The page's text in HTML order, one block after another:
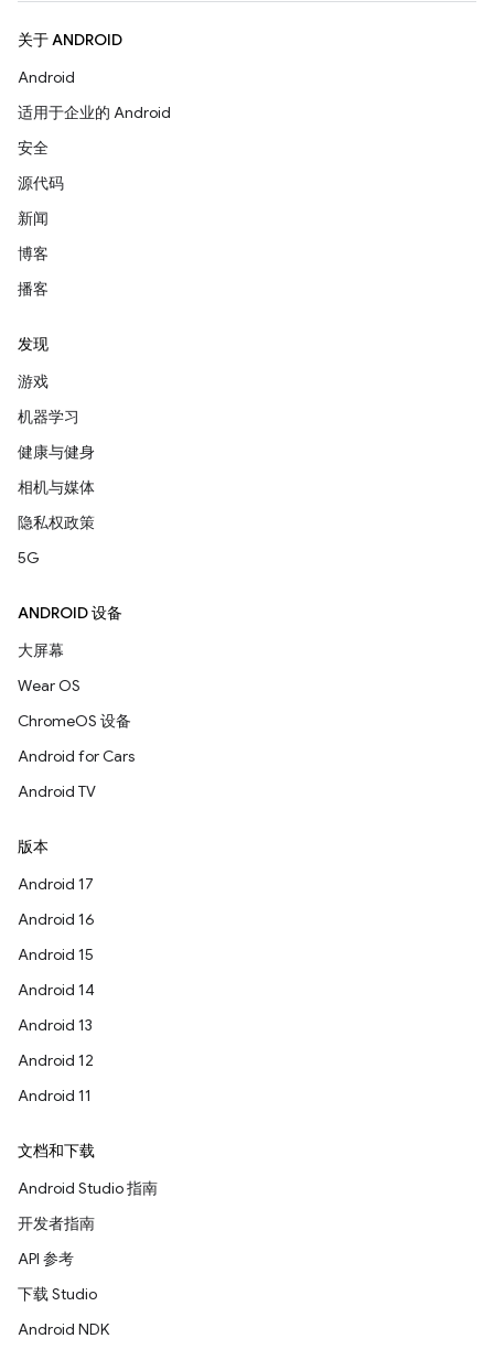
关于 ANDROID
Android
适用于企业的 Android
安全
源代码
新闻
博客
播客
发现
游戏
机器学习
健康与健身
相机与媒体
隐私权政策
5G
ANDROID 设备
大屏幕
Wear OS
ChromeOS 设备
Android for Cars
Android TV
版本
Android 17
Android 16
Android 15
Android 14
Android 13
Android 12
Android 11
文档和下载
Android Studio 指南
开发者指南
API 参考
下载 Studio
Android NDK